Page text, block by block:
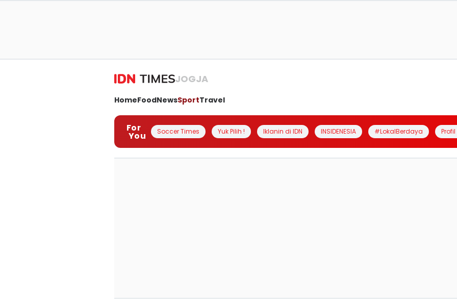
JOGJA
HomeFoodNewsSportTravel
For
You Soccer Times Yuk Pilih ! Iklanin di IDN INSIDENESIA #LokalBerdaya